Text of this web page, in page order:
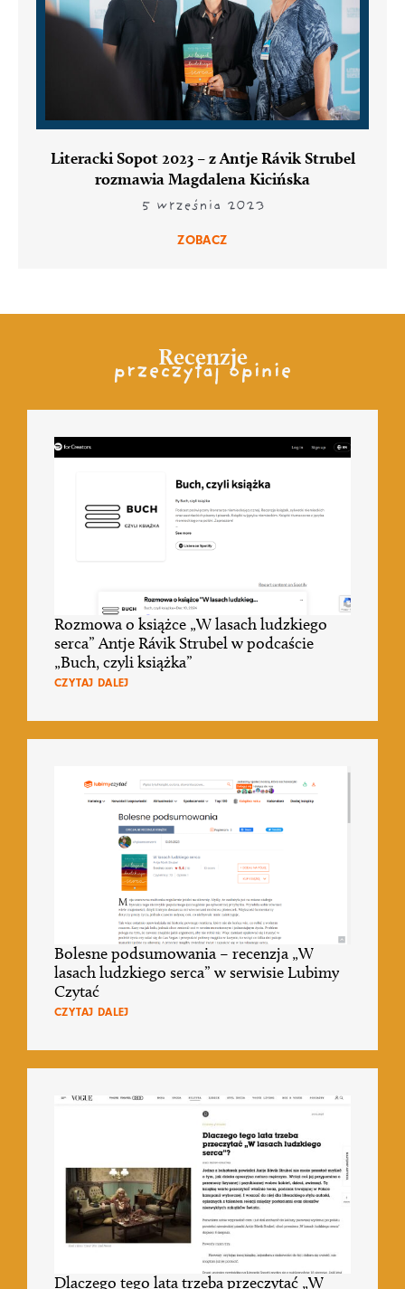
Literacki Sopot 2023 – z Antje Rávik Strubel
rozmawia Magdalena Kicińska
5 września 2023
ZOBACZ
Recenzje
przeczytaj opinie
Rozmowa o książce „W lasach ludzkiego
serca” Antje Rávik Strubel w podcaście
„Buch, czyli książka”
CZYTAJ DALEJ
Bolesne podsumowania – recenzja „W
lasach ludzkiego serca” w serwisie Lubimy
Czytać
CZYTAJ DALEJ
Dlaczego tego lata trzeba przeczytać „W